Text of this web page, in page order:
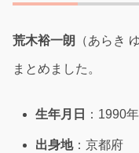
荒木裕一朗 （あらき
まとめました。
生年月日 ：1990
出身地：京都府